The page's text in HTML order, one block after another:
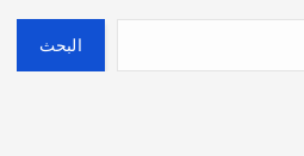
البحث